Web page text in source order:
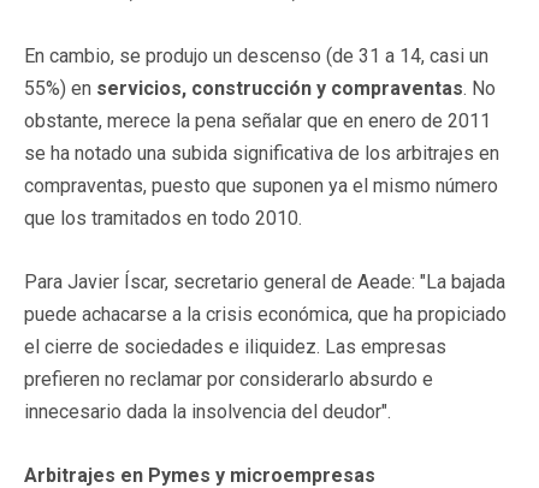
En cambio, se produjo un descenso (de 31 a 14, casi un
55%) en servicios, construcción y compraventas. No
obstante, merece la pena señalar que en enero de 2011
se ha notado una subida significativa de los arbitrajes en
compraventas, puesto que suponen ya el mismo número
que los tramitados en todo 2010.
Para Javier Íscar, secretario general de Aeade: "La bajada
puede achacarse a la crisis económica, que ha propiciado
el cierre de sociedades e iliquidez. Las empresas
prefieren no reclamar por considerarlo absurdo e
innecesario dada la insolvencia del deudor".
Arbitrajes en Pymes y microempresas